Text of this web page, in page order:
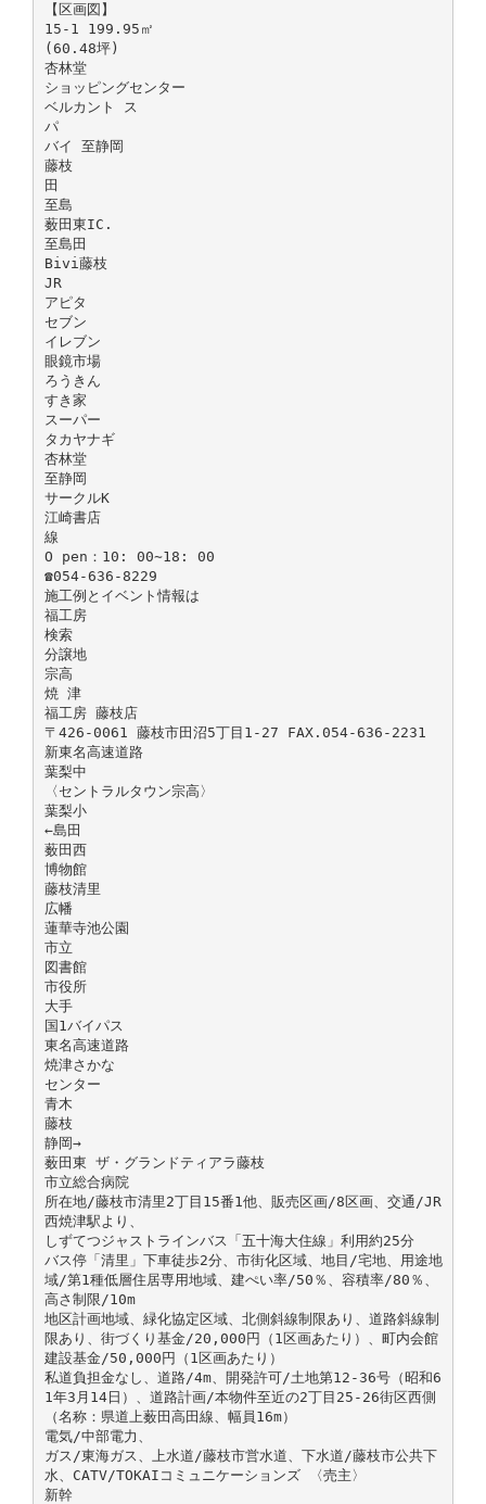
【区画図】
15-1 199.95㎡
(60.48坪)
杏林堂
ショッピングセンター
ベルカント ス
パ
バイ 至静岡
藤枝
田
至島
薮田東IC.
至島田
Bivi藤枝
JR
アピタ
セブン
イレブン
眼鏡市場
ろうきん
すき家
スーパー
タカヤナギ
杏林堂
至静岡
サークルK
江崎書店
線
O pen：10: 00∼18: 00
☎054-636-8229
施工例とイベント情報は
福工房
検索
分譲地
宗高
焼 津
福工房 藤枝店
〒426-0061 藤枝市田沼5丁目1-27 FAX.054-636-2231
新東名高速道路
葉梨中
〈セントラルタウン宗高〉
葉梨小
←島田
薮田西
博物館
藤枝清里
広幡
蓮華寺池公園
市立
図書館
市役所
大手
国1バイパス
東名高速道路
焼津さかな
センター
青木
藤枝
静岡→
薮田東 ザ・グランドティアラ藤枝
市立総合病院
所在地/藤枝市清里2丁目15番1他、販売区画/8区画、交通/JR
西焼津駅より、
しずてつジャストラインバス「五十海大住線」利用約25分
バス停「清里」下車徒歩2分、市街化区域、地目/宅地、用途地
域/第1種低層住居専用地域、建ぺい率/50％、容積率/80％、
高さ制限/10m
地区計画地域、緑化協定区域、北側斜線制限あり、道路斜線制
限あり、街づくり基金/20,000円（1区画あたり）、町内会館
建設基金/50,000円（1区画あたり）
私道負担金なし、道路/4m、開発許可/土地第12-36号（昭和6
1年3月14日）、道路計画/本物件至近の2丁目25-26街区西側
（名称：県道上薮田高田線、幅員16m）
電気/中部電力、
ガス/東海ガス、上水道/藤枝市営水道、下水道/藤枝市公共下
水、CATV/TOKAIコミュニケーションズ 〈売主〉
新幹